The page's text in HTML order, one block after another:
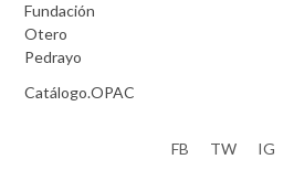
Fundación
Otero
Pedrayo
Catálogo.OPAC
FB TW IG